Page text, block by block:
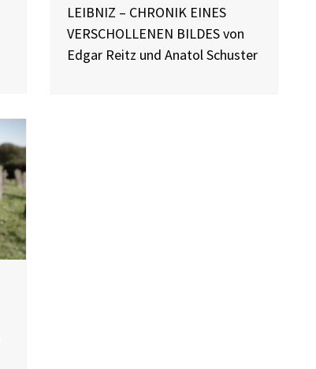
LEIBNIZ – CHRONIK EINES
VERSCHOLLENEN BILDES von
Edgar Reitz und Anatol Schuster